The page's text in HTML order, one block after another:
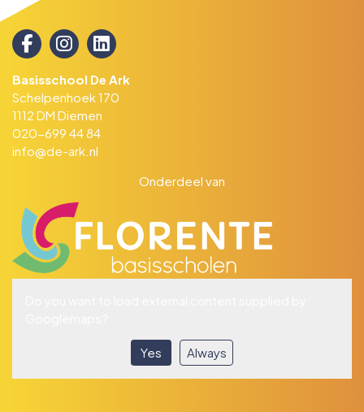
Basisschool De Ark
Schelpenhoek 170
1112 DM Diemen
020-699 44 84
info@de-ark.nl
Onderdeel van
Yes Always